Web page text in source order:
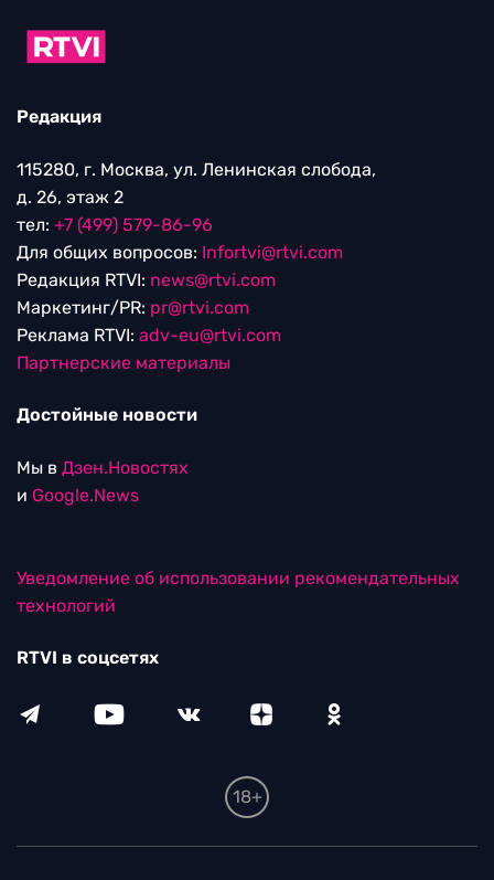
Редакция
115280, г. Москва, ул. Ленинская слобода,
д. 26, этаж 2
тел: +7 (499) 579-86-96
Для общих вопросов: Infortvi@rtvi.com
Редакция RTVI: news@rtvi.com
Маркетинг/PR: pr@rtvi.com
Реклама RTVI: adv-eu@rtvi.com
Партнерские материалы
Достойные новости
Мы в Дзен.Новостях
и Google.News
Уведомление об использовании рекомендательных
технологий
RTVI в соцсетях
18+